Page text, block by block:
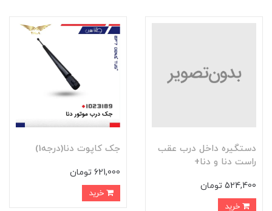
دستگيره داخل درب عقب
راست دنا و دنا+
524,400 تومان
جک کاپوت دنا(درجه1)
621,000 تومان